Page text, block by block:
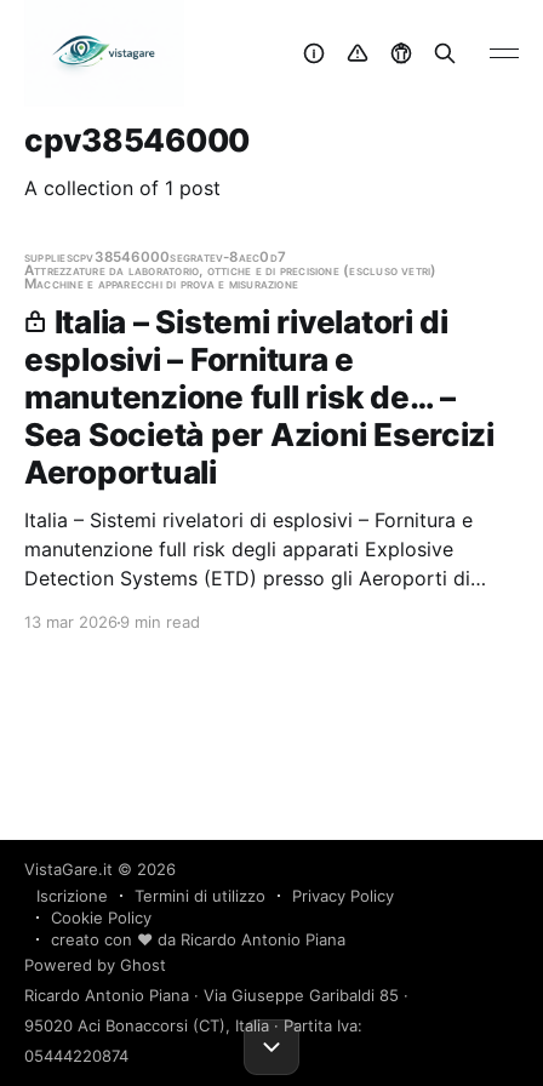
cpv38546000
A collection of 1 post
suppliescpv38546000segratev-8aec0d7
Attrezzature da laboratorio, ottiche e di precisione (escluso vetri)
Macchine e apparecchi di prova e misurazione
Italia – Sistemi rivelatori di
esplosivi – Fornitura e
manutenzione full risk de… –
Sea Società per Azioni Esercizi
Aeroportuali
Italia – Sistemi rivelatori di esplosivi – Fornitura e
manutenzione full risk degli apparati Explosive
Detection Systems (ETD) presso gli Aeroporti di
13 mar 2026 9 min read
VistaGare.it © 2026
Iscrizione
Termini di utilizzo
Privacy Policy
Cookie Policy
creato con ❤️ da Ricardo Antonio Piana
Powered by Ghost
Ricardo Antonio Piana · Via Giuseppe Garibaldi 85 ·
95020 Aci Bonaccorsi (CT), Italia · Partita Iva:
05444220874